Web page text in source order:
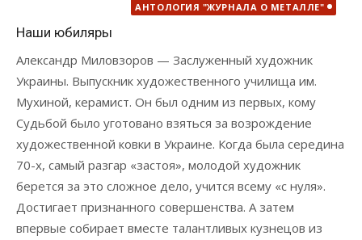
АНТОЛОГИЯ "ЖУРНАЛА О МЕТАЛЛЕ"
Наши юбиляры
Александр Миловзоров — Заслуженный художник
Украины. Выпускник художественного училища им.
Мухиной, керамист. Он был одним из первых, кому
Судьбой было уготовано взяться за возрождение
художественной ковки в Украине. Когда была середина
70-х, самый разгар «застоя», молодой художник
берется за это сложное дело, учится всему «с нуля».
Достигает признанного совершенства. А затем
впервые собирает вместе талантливых кузнецов из